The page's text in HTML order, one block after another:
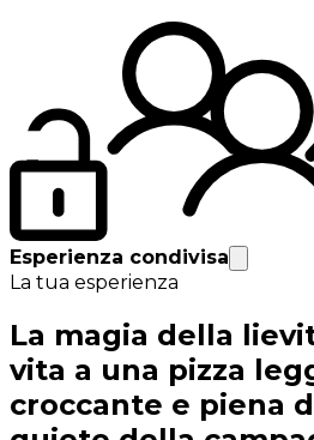
Esperienza condivisa
La tua esperienza
La magia della
vita a una pizza
croccante e piena